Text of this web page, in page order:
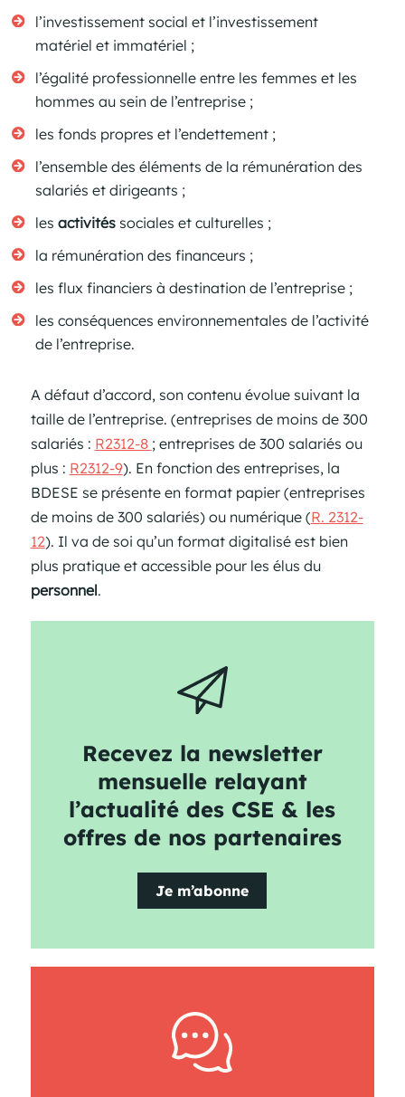
l’investissement social et l’investissement
matériel et immatériel ;
l’égalité professionnelle entre les femmes et les
hommes au sein de l’entreprise ;
les fonds propres et l’endettement ;
l’ensemble des éléments de la rémunération des
salariés et dirigeants ;
les activitéssociales et culturelles ;
la rémunération des financeurs ;
les flux financiers à destination de l’entreprise ;
les conséquences environnementales de l’activité
de l’entreprise.
A défaut d’accord, son contenu évolue suivant la
taille de l’entreprise. (entreprises de moins de 300
salariés : R2312-8 ; entreprises de 300 salariés ou
plus : R2312-9). En fonction des entreprises, la
BDESE se présente en format papier (entreprises
de moins de 300 salariés) ou numérique (R. 2312-
12). Il va de soi qu’un format digitalisé est bien
plus pratique et accessible pour les élus du
personnel.
Recevez la newsletter
mensuelle relayant
l’actualité des CSE & les
offres de nos partenaires
Je m’abonne